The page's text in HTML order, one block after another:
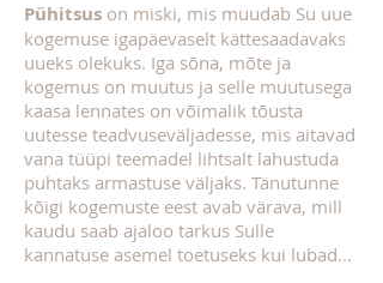
Pühitsus on miski, mis muudab Su uue
kogemuse igapäevaselt kättesaadavaks
uueks olekuks. Iga sõna, mõte ja
kogemus on muutus ja selle muutusega
kaasa lennates on võimalik tõusta
uutesse teadvuseväljadesse, mis aitavad
vana tüüpi teemadel lihtsalt lahustuda
puhtaks armastuse väljaks. Tänutunne
kõigi kogemuste eest avab värava, mill
kaudu saab ajaloo tarkus Sulle
kannatuse asemel toetuseks kui lubad...